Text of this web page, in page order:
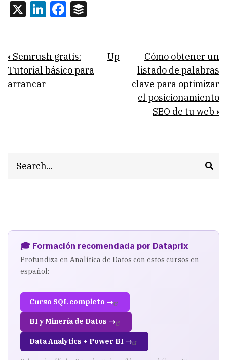
X LinkedIn
Facebook
Book
traversal
links
SERPS
de
búsqueda
‹ Semrush gratis:
Tutorial básico para
arrancar
Up
Cómo obtener un
listado de palabras
clave para optimizar
el posicionamiento
SEO de tu web ›
🎓 Formación recomendada por Dataprix
Profundiza en Analítica de Datos con estos cursos en
español:
Curso SQL completo →
BI y Minería de Datos →
Data Analytics + Power BI →